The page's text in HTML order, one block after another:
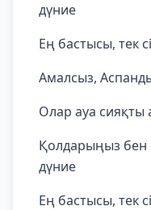
дүние
Ең бастысы, тек
Амалсыз,
Олар ауа
Қолдарыңыз бен
дүние
Ең бастысы, тек